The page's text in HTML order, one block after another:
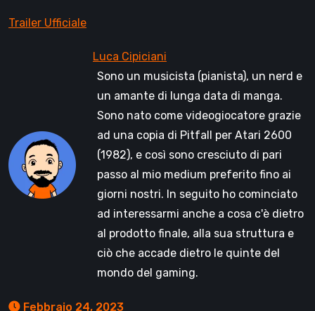
Trailer Ufficiale
Sono un musicista (pianista), un nerd e
un amante di lunga data di manga.
Sono nato come videogiocatore grazie
ad una copia di Pitfall per Atari 2600
(1982), e così sono cresciuto di pari
passo al mio medium preferito fino ai
giorni nostri. In seguito ho cominciato
ad interessarmi anche a cosa c'è dietro
al prodotto finale, alla sua struttura e
ciò che accade dietro le quinte del
mondo del gaming.
Febbraio 24, 2023